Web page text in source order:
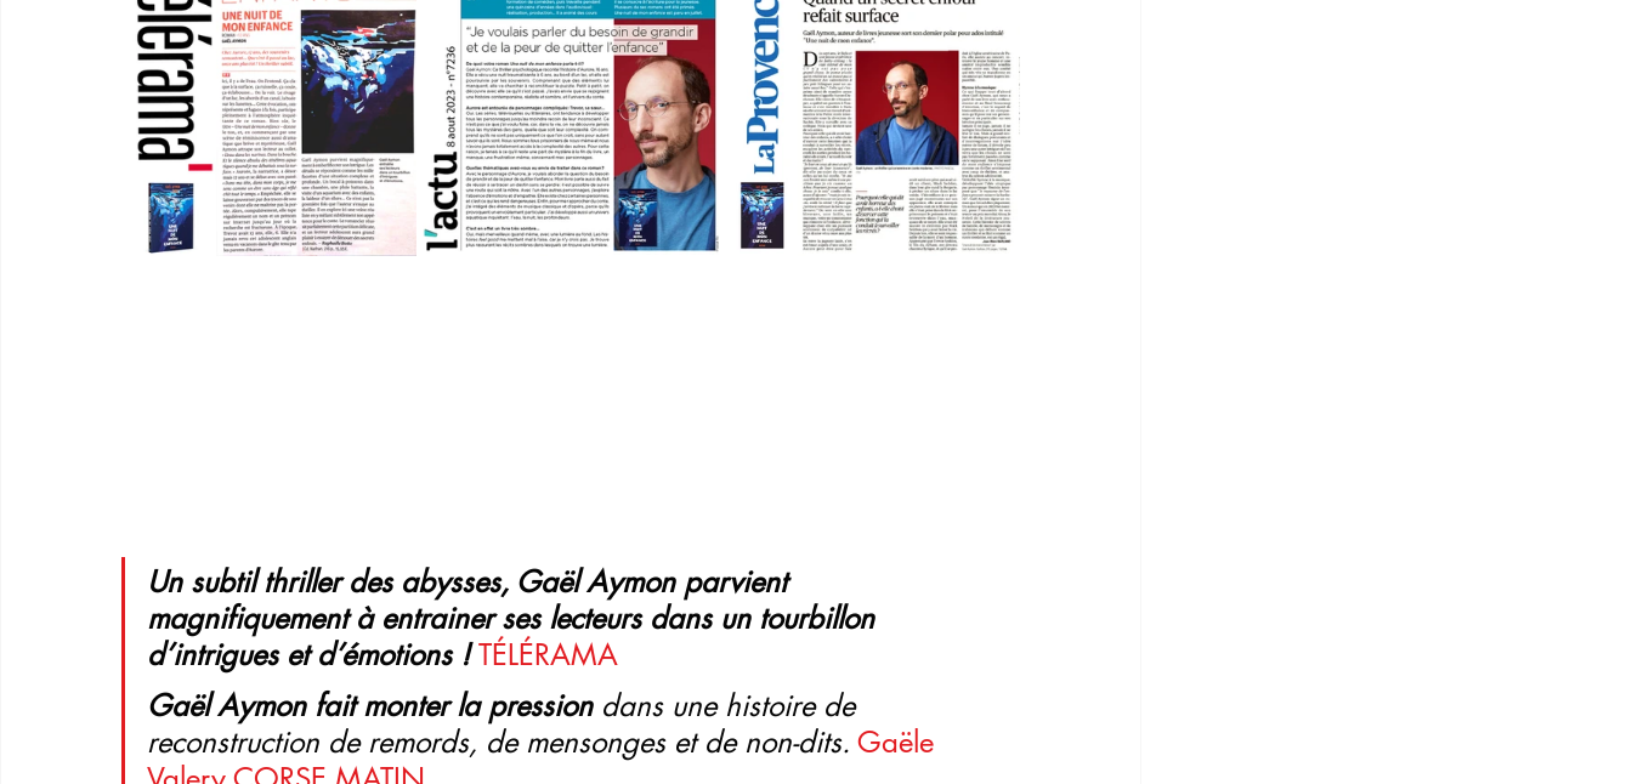
Un subtil thriller des abysses, Gaël Aymon parvient
magnifiquement à entrainer ses lecteurs dans un tourbillon
d’intrigues et d’émotions ! TÉLÉRAMA
Gaël Aymon fait monter la pression dans une histoire de
reconstruction de remords, de mensonges et de non-dits. Gaële